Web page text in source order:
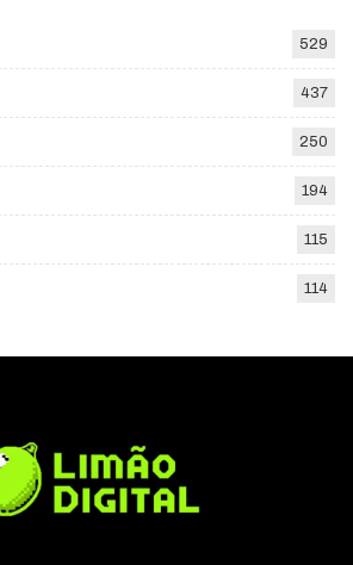
529
437
250
194
115
114